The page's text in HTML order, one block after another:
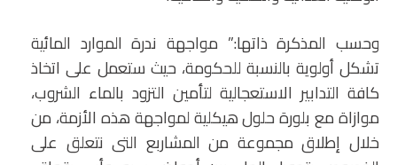
وحسب المذكرة ذاتها:” مواجهة ندرة الموارد المائية
تشكل أولوية بالنسبة للحكومة، حيث ستعمل على اتخاذ
كافة التدابير الاستعجالية لتأمين التزود بالماء الشروب،
موازاة مع بلورة حلول هيكلية لمواجهة هذه الأزمة، من
خلال إطلاق مجموعة من المشاربع التى نتعلق على